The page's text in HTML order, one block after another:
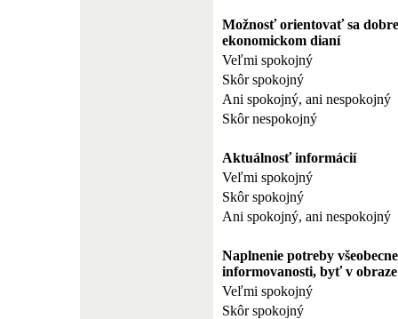
Možnosť orientovať sa
ekonomickom dianí
Veľmi spokojný
Skôr spokojný
Ani spokojný, ani nespokojný
Skôr nespokojný
Aktuálnosť informácií
Veľmi spokojný
Skôr spokojný
Ani spokojný, ani nespokojný
Naplnenie potreby
informovanosti, byť v obraze
Veľmi spokojný
Skôr spokojný